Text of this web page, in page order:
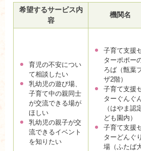
希望するサービス内
容
機関名
育児の不安につい
て相談したい
乳幼児の遊び場、
子育て中の親同士
が交流できる場が
ほしい
乳幼児の親子が交
流できるイベント
を知りたい
子育て支援
ターポポー
ろば（甑葉
ザ2階）
子育て支援
ターぐんぐ
（はやま認
ども園内）
子育て支援
ターどんぐ
場（ふたば